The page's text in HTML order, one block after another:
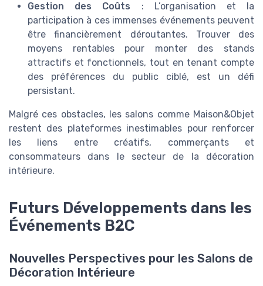
Gestion des Coûts : L’organisation et la
participation à ces immenses événements peuvent
être financièrement déroutantes. Trouver des
moyens rentables pour monter des stands
attractifs et fonctionnels, tout en tenant compte
des préférences du public ciblé, est un défi
persistant.
Malgré ces obstacles, les salons comme Maison&Objet
restent des plateformes inestimables pour renforcer
les liens entre créatifs, commerçants et
consommateurs dans le secteur de la décoration
intérieure.
Futurs Développements dans les
Événements B2C
Nouvelles Perspectives pour les Salons de
Décoration Intérieure